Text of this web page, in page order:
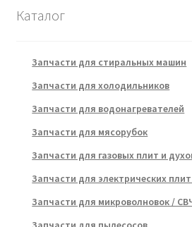
Каталог
Запчасти для стиральных машин
Запчасти для холодильников
Запчасти для водонагревателей
Запчасти для мясорубок
Запчасти для газовых плит и
Запчасти для электрических
Запчасти для микроволновок /